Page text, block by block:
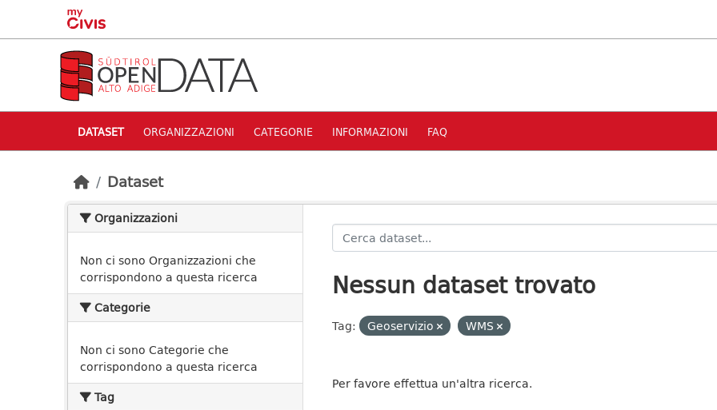
Skip to main content
DATASET ORGANIZZAZIONI CATEGORIE INFORMAZIONI FAQ
Dataset
Organizzazioni
Non ci sono Organizzazioni che
corrispondono a questa ricerca
Categorie
Non ci sono Categorie che
corrispondono a questa ricerca
Tag
Nessun dataset trovato
Tag: Geoservizio WMS
Per favore effettua un'altra ricerca.